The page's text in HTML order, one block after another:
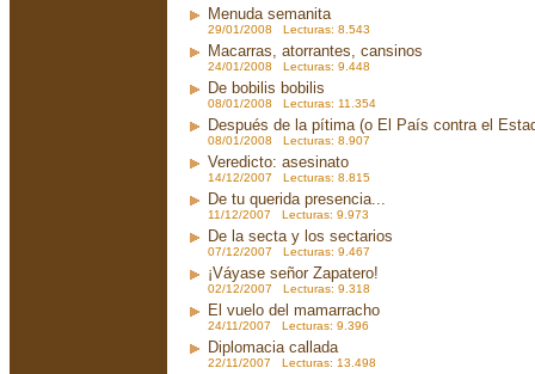
Menuda semanita
29/01/2008 Lecturas: 8.543
Macarras, atorrantes, cansinos
24/01/2008 Lecturas: 9.448
De bobilis bobilis
08/01/2008 Lecturas: 11.354
Después de la pítima (o El País contra el
08/01/2008 Lecturas: 8.907
Veredicto: asesinato
14/12/2007 Lecturas: 8.815
De tu querida presencia...
11/12/2007 Lecturas: 9.973
De la secta y los sectarios
07/12/2007 Lecturas: 9.467
¡Váyase señor Zapatero!
02/12/2007 Lecturas: 9.318
El vuelo del mamarracho
24/11/2007 Lecturas: 9.396
Diplomacia callada
22/11/2007 Lecturas: 13.498